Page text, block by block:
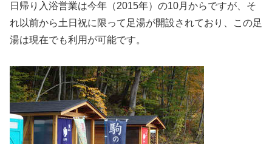
日帰り入浴営業は今年（2015年）の10月からですが、そ
れ以前から土日祝に限って足湯が開設されており、この足
湯は現在でも利用が可能です。